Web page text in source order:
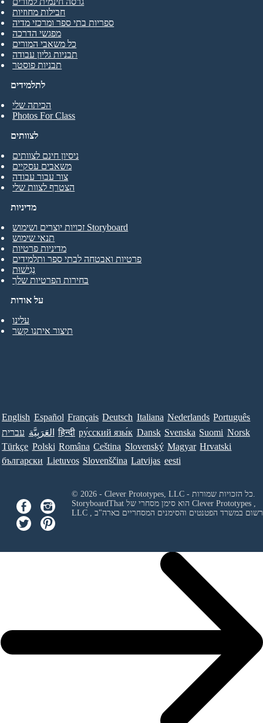
לתלמידים
הכיתה שלי
Photos For Class
חבילות מחוזיות
ספריות בתי ספר ומרכזי מדיה
מפגשי הדרכה
כל משאבי המורים
תבניות גליון עבודה
תבניות פוסטר
לצוותים
ניסיון חינם לצוותים
משאבים עסקיים
צור עבור עבודה
הצטרף לצוות שלי
על אודות
עלינו
תיצור איתנו קשר
מדיניות
זכויות יוצרים ושימוש Storyboard
תנאי שימוש
מדיניות פרטיות
פרטיות ואבטחה לבתי ספר ותלמידים
נְגִישׁוּת
בחירות הפרטיות שלך
English Español Français Deutsch Italiana Nederlands Português
עברית العَرَبِيَّة हिन्दी ру́сский язы́к Dansk Svenska Suomi Norsk
Türkçe Polski Româna Ceština Slovenský Magyar Hrvatski
български Lietuvos Slovenščina Latvijas eesti
Clever Prototypes ,
LLC
ורשום במשרד הפטנטים והסימנים המסחריים בארה"ב